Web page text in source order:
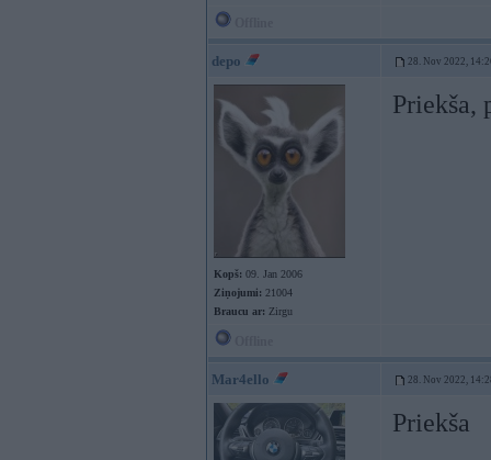
depo 28. Nov 2022,
Kopš: 09. Jan 2006
Ziņojumi: 21004
Braucu ar: Zirgu
Priekša,
Mar4ello 28. Nov 2022,
Priekša